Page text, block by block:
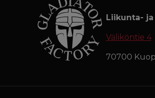
Liikunta- ja
Väliköntie 4
70700